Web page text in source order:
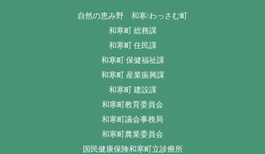
自然の恵み野 和寒/わっさむ町
和寒町 総務課
和寒町 住民課
和寒町 保健福祉課
和寒町 産業振興課
和寒町 建設課
和寒町教育委員会
和寒町議会事務局
和寒町農業委員会
国民健康保険和寒町立診療所